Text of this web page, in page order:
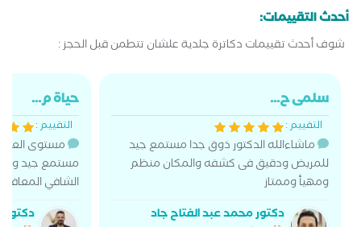
أحدث التقييمات:
شوف أحدث تقييمات دكاترة جلدية علشان تتطمن قبل الحجز :
سلمى ح...
التقييم :
ماشاءالله الدكتور ذوق جدا مستمع جيد
للمريض ودقيق فى كشفه والمكان منظم
ومهيأ وممتاز
دكتور محمد عبد الفتاح جاد
حياة م...
التقييم :
مستوى
مستمع جيد وفي
الشافي
دكتور